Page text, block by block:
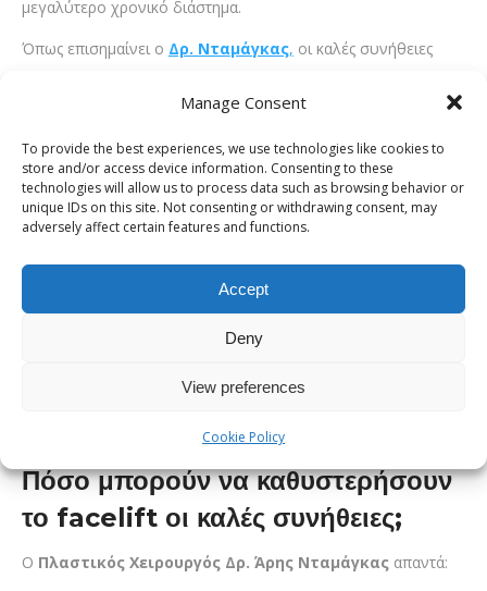
Manage Consent
To provide the best experiences, we use technologies like cookies to
store and/or access device information. Consenting to these
technologies will allow us to process data such as browsing behavior or
unique IDs on this site. Not consenting or withdrawing consent, may
adversely affect certain features and functions.
Accept
Deny
View preferences
Cookie Policy
μεγαλύτερο χρονικό διάστημα.
Όπως επισημαίνει ο Δρ. Νταμάγκας, οι καλές συνήθειες
Facelift πότε χρειάζεται: Πότε δεν
αρκούν οι μη επεμβατικές
θεραπείες
Παρότι οι ενέσιμες θεραπείες και οι μη επεμβατικές μέθοδοι
βοηθούν σημαντικά, δεν μπορούν να αντικαταστήσουν
πλήρως τη χειρουργική παρέμβαση.
βλεφαροπλαστική και το facelift, ανάλογα με τις ανάγκες τους.
Πόσο μπορούν να καθυστερήσουν
το facelift οι καλές συνήθειες;
Ο Πλαστικός Χειρουργός Δρ. Άρης Νταμάγκας απαντά: